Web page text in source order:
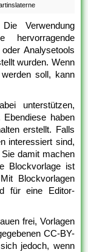
Verwendung
Analysetools
wurden. Wenn
soll, kann
unterstützen,
haben
erstellt. Falls
interessiert sind,
damit machen
Blockvorlage ist
Blockvorlagen
für eine Editor-
frei, Vorlagen
CC-BY-
jedoch, wenn